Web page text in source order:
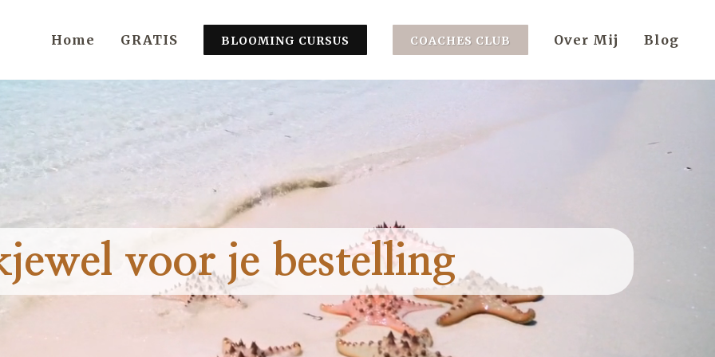
Home GRATIS BLOOMING CURSUS COACHES CLUB Over Mij Blog
voor je bestelling